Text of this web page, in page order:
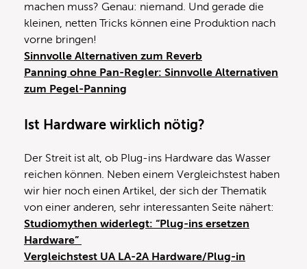
machen muss? Genau: niemand. Und gerade die
kleinen, netten Tricks können eine Produktion nach
vorne bringen!
Sinnvolle Alternativen zum Reverb
Panning ohne Pan-Regler: Sinnvolle Alternativen
zum Pegel-Panning
Ist Hardware wirklich nötig?
Der Streit ist alt, ob Plug-ins Hardware das Wasser
reichen können. Neben einem Vergleichstest haben
wir hier noch einen Artikel, der sich der Thematik
von einer anderen, sehr interessanten Seite nähert:
Studiomythen widerlegt: “Plug-ins ersetzen
Hardware”
Vergleichstest UA LA-2A Hardware/Plug-in